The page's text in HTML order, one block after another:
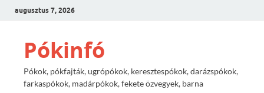
augusztus 7, 2026
Pókinfó
Pókok, pókfajták, ugrópókok, keresztespókok, darázspókok,
farkaspókok, madárpókok, fekete özvegyek, barna